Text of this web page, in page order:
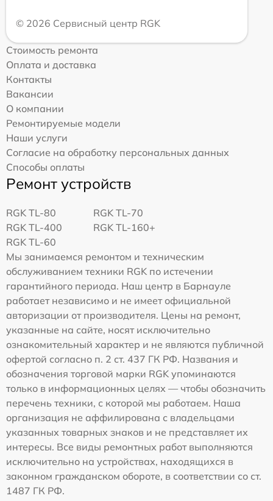
© 2026 Сервисный центр RGK
Стоимость ремонта
Оплата и доставка
Контакты
Вакансии
О компании
Ремонтируемые модели
Наши услуги
Согласие на обработку персональных данных
Способы оплаты
Ремонт устройств
RGK TL-80
RGK TL-70
RGK TL-400
RGK TL-160+
RGK TL-60
Мы занимаемся ремонтом и техническим
обслуживанием техники RGK по истечении
гарантийного периода. Наш центр в Барнауле
работает независимо и не имеет официальной
авторизации от производителя. Цены на ремонт,
указанные на сайте, носят исключительно
ознакомительный характер и не являются публичной
офертой согласно п. 2 ст. 437 ГК РФ. Названия и
обозначения торговой марки RGK упоминаются
только в информационных целях — чтобы обозначить
перечень техники, с которой мы работаем. Наша
организация не аффилирована с владельцами
указанных товарных знаков и не представляет их
интересы. Все виды ремонтных работ выполняются
исключительно на устройствах, находящихся в
законном гражданском обороте, в соответствии со ст.
1487 ГК РФ.